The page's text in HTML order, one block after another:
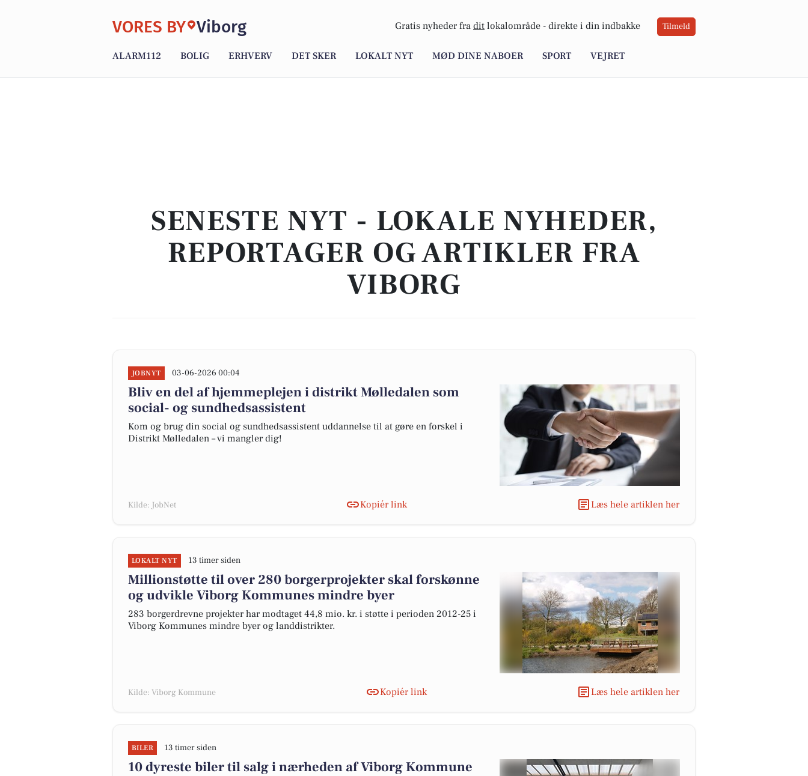
VORES BY Viborg Gratis nyheder fra dit lokalområde - direkte i din indbakke Tilmeld
ALARM112 BOLIG ERHVERV DET SKER LOKALT NYT MØD DINE NABOER SPORT VEJRET
SENESTE NYT - LOKALE NYHEDER,
REPORTAGER OG ARTIKLER FRA
VIBORG
JOBNYT 03-06-2026 00:04
Bliv en del af hjemmeplejen i distrikt Mølledalen som
social- og sundhedsassistent
Kom og brug din social og sundhedsassistent uddannelse til at gøre en forskel i
Distrikt Mølledalen – vi mangler dig!
Kilde: JobNet Kopiér link Læs hele artiklen her
LOKALT NYT 13 timer siden
Millionstøtte til over 280 borgerprojekter skal forskønne
og udvikle Viborg Kommunes mindre byer
283 borgerdrevne projekter har modtaget 44,8 mio. kr. i støtte i perioden 2012-25 i
Viborg Kommunes mindre byer og landdistrikter.
Kilde: Viborg Kommune Kopiér link Læs hele artiklen her
BILER 13 timer siden
10 dyreste biler til salg i nærheden af Viborg Kommune